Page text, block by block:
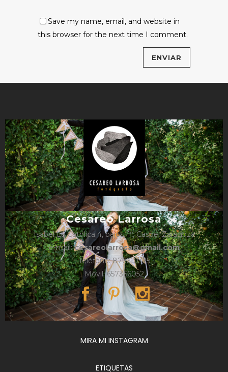
Save my name, email, and website in
this browser for the next time I comment.
Cesareo Larrosa
Isabel La Católica 4, bajos, 1º, Caspe, Zaragoza
e-mail:cesareolarrosa@gmail.com
Teléfono: 876610325
Móvil: 657366052
MIRA MI INSTAGRAM
ETIQUETAS